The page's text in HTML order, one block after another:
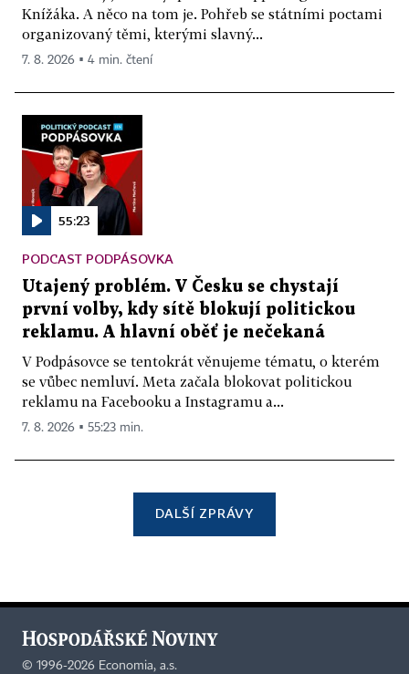
Knížáka. A něco na tom je. Pohřeb se státními poctami
organizovaný těmi, kterými slavný...
7. 8. 2026 ▪ 4 min. čtení
55:23
PODCAST PODPÁSOVKA
Utajený problém. V Česku se chystají
první volby, kdy sítě blokují politickou
reklamu. A hlavní oběť je nečekaná
V Podpásovce se tentokrát věnujeme tématu, o kterém
se vůbec nemluví. Meta začala blokovat politickou
reklamu na Facebooku a Instagramu a...
7. 8. 2026 ▪ 55:23 min.
DALŠÍ ZPRÁVY
© 1996-2026 Economia, a.s.